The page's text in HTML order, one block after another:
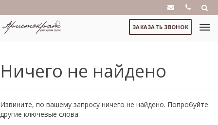
ЗАКАЗАТЬ ЗВОНОК
Ничего не найдено
Извините, по вашему запросу ничего не найдено. Попробуйте
другие ключевые слова.